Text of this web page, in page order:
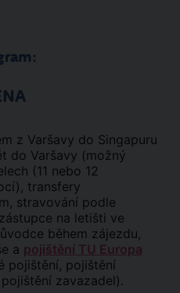
z Varšavy do Singapuru
do Varšavy (možný
(11 nebo 12
transfery
stravování podle
na letišti ve
během zájezdu,
a pojištění TU Europa
pojištění, pojištění
zavazadel).